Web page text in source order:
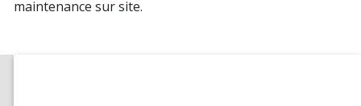
maintenance sur site.